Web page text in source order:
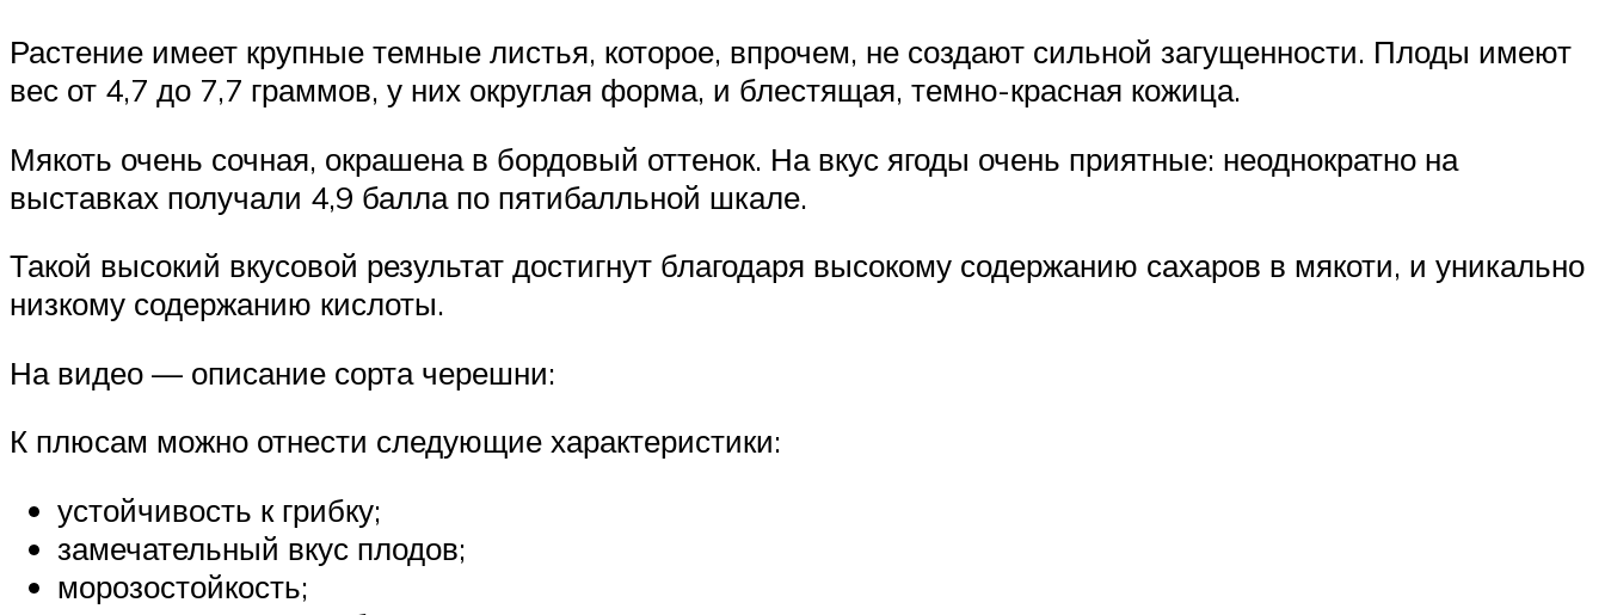
Растение имеет крупные темные листья, которое, впрочем, не создают сильной загущенности. Плоды имеют
вес от 4,7 до 7,7 граммов, у них округлая форма, и блестящая, темно-красная кожица.
Мякоть очень сочная, окрашена в бордовый оттенок. На вкус ягоды очень приятные: неоднократно на
выставках получали 4,9 балла по пятибалльной шкале.
Такой высокий вкусовой результат достигнут благодаря высокому содержанию сахаров в мякоти, и уникально
низкому содержанию кислоты.
На видео — описание сорта черешни:
К плюсам можно отнести следующие характеристики:
устойчивость к грибку;
замечательный вкус плодов;
морозостойкость;